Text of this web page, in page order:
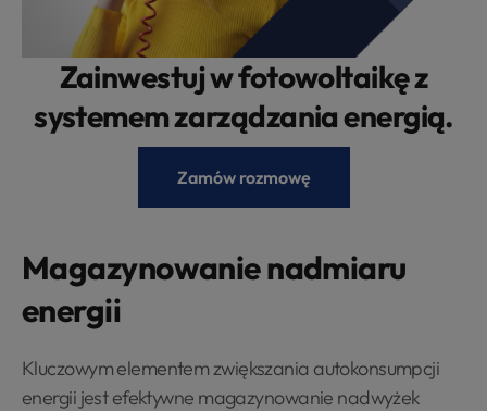
Zainwestuj w fotowoltaikę z
systemem zarządzania energią.
Zamów rozmowę
Magazynowanie nadmiaru
energii
Kluczowym elementem zwiększania autokonsumpcji
energii jest efektywne magazynowanie nadwyżek